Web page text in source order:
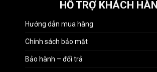
HỖ TRỢ KHÁCH
Hướng dẫn mua hàng
Chính sách bảo mật
Bảo hành – đổi trả